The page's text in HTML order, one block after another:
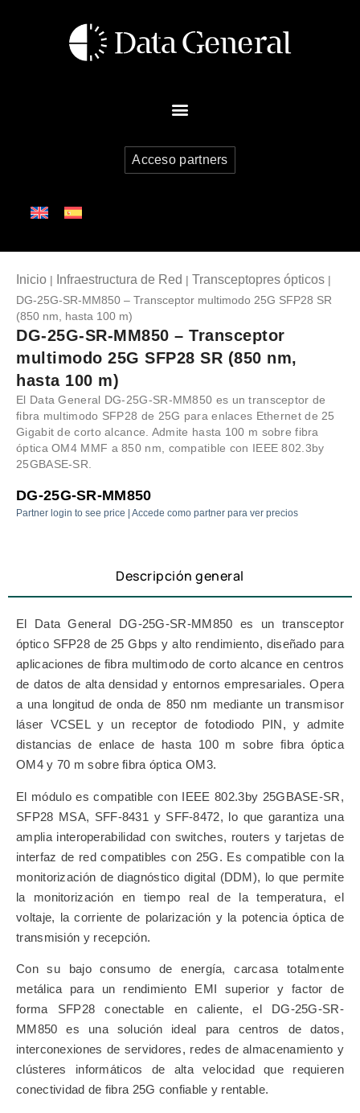
Acceso partners
Inicio | Infraestructura de Red | Transceptopres ópticos |
DG-25G-SR-MM850 – Transceptor multimodo 25G SFP28 SR
(850 nm, hasta 100 m)
DG-25G-SR-MM850 – Transceptor
multimodo 25G SFP28 SR (850 nm,
hasta 100 m)
El Data General DG-25G-SR-MM850 es un transceptor de
fibra multimodo SFP28 de 25G para enlaces Ethernet de 25
Gigabit de corto alcance. Admite hasta 100 m sobre fibra
óptica OM4 MMF a 850 nm, compatible con IEEE 802.3by
25GBASE-SR.
DG-25G-SR-MM850
Partner login to see price | Accede como partner para ver precios
Descripción general
El Data General DG-25G-SR-MM850 es un transceptor
óptico SFP28 de 25 Gbps y alto rendimiento, diseñado para
aplicaciones de fibra multimodo de corto alcance en centros
de datos de alta densidad y entornos empresariales. Opera
a una longitud de onda de 850 nm mediante un transmisor
láser VCSEL y un receptor de fotodiodo PIN, y admite
distancias de enlace de hasta 100 m sobre fibra óptica
OM4 y 70 m sobre fibra óptica OM3.
El módulo es compatible con IEEE 802.3by 25GBASE-SR,
SFP28 MSA, SFF-8431 y SFF-8472, lo que garantiza una
amplia interoperabilidad con switches, routers y tarjetas de
interfaz de red compatibles con 25G. Es compatible con la
monitorización de diagnóstico digital (DDM), lo que permite
la monitorización en tiempo real de la temperatura, el
voltaje, la corriente de polarización y la potencia óptica de
transmisión y recepción.
Con su bajo consumo de energía, carcasa totalmente
metálica para un rendimiento EMI superior y factor de
forma SFP28 conectable en caliente, el DG-25G-SR-
MM850 es una solución ideal para centros de datos,
interconexiones de servidores, redes de almacenamiento y
clústeres informáticos de alta velocidad que requieren
conectividad de fibra 25G confiable y rentable.